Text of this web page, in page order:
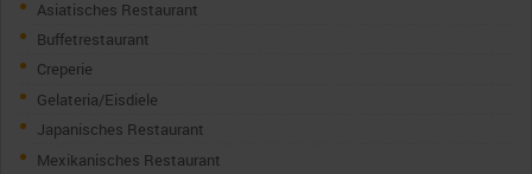
Asiatisches Restaurant
Buffetrestaurant
Creperie
Gelateria/Eisdiele
Japanisches Restaurant
Mexikanisches Restaurant